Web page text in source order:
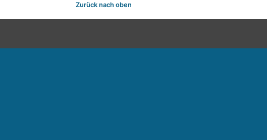
Zurück nach oben